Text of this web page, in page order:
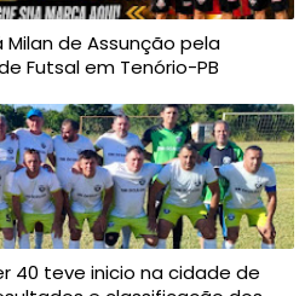
de Assunção pela
Futsal em Tenório-PB
40 teve inicio na cidade de